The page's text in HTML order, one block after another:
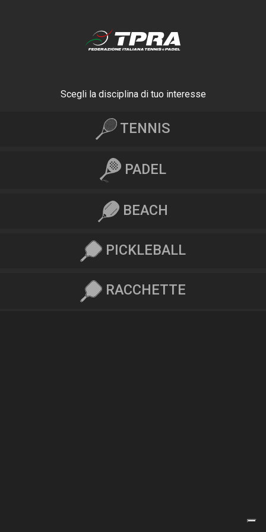
Scegli la disciplina di tuo interesse
TENNIS
PADEL
BEACH
PICKLEBALL
RACCHETTE